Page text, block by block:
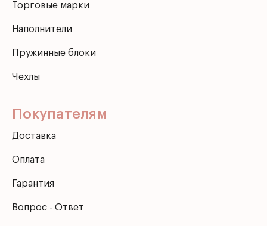
Торговые марки
Наполнители
Пружинные блоки
Чехлы
Покупателям
Доставка
Оплата
Гарантия
Вопрос - Ответ